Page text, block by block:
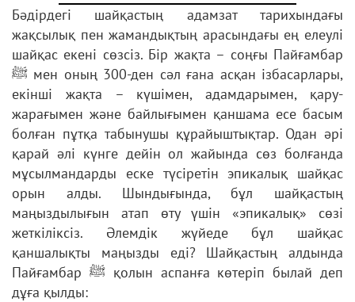
Бәдірдегі шайқастың адамзат тарихындағы
жақсылық пен жамандықтың арасындағы ең елеулі
шайқас екені сөзсіз. Бір жақта – соңғы Пайғамбар
ﷺ мен оның 300-ден сәл ғана асқан ізбасарлары,
екінші жақта – күшімен, адамдарымен, қару-
жарағымен және байлығымен қаншама есе басым
болған пұтқа табынушы құрайыштықтар. Одан әрі
қарай әлі күнге дейін ол жайында сөз болғанда
мұсылмандарды еске түсіретін эпикалық шайқас
орын алды. Шындығында, бұл шайқастың
маңыздылығын атап өту үшін «эпикалық» сөзі
жеткіліксіз. Әлемдік жүйеде бұл шайқас
қаншалықты маңызды еді? Шайқастың алдында
Пайғамбар ﷺ қолын аспанға көтеріп былай деп
дұға қылды: